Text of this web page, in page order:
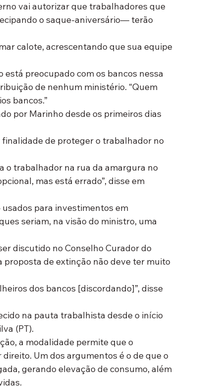
vai autorizar que trabalhadores que
o saque-aniversário— terão
calote, acrescentando que sua equipe
preocupado com os bancos nessa
de nenhum ministério. “Quem
bancos.”
por Marinho desde os primeiros dias
de proteger o trabalhador no
o trabalhador na rua da amargura no
mas está errado”, disse em
para investimentos em
seriam, na visão do ministro, uma
discutido no Conselho Curador do
proposta de extinção não deve ter muito
dos bancos [discordando]”, disse
na pauta trabalhista desde o início
(PT).
a modalidade permite que o
Um dos argumentos é o de que o
gerando elevação de consumo, além